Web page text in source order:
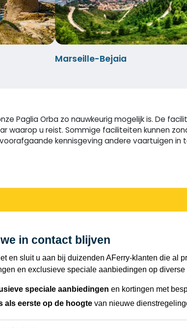
Marseille-Bejaia
Paglia Orba zo nauwkeurig mogelijk is. De
waarop u reist. Sommige faciliteiten kunnen
kennisgeving andere vaartuigen in
in contact blijven
en sluit u aan bij duizenden AFerry-klanten die al
en exclusieve speciale aanbiedingen op diverse
speciale aanbiedingen en kortingen met
als eerste op de hoogte van nieuwe